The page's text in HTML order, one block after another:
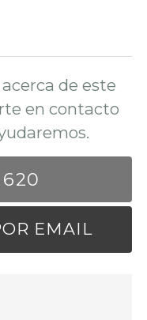
de este
en contacto
620
EMAIL